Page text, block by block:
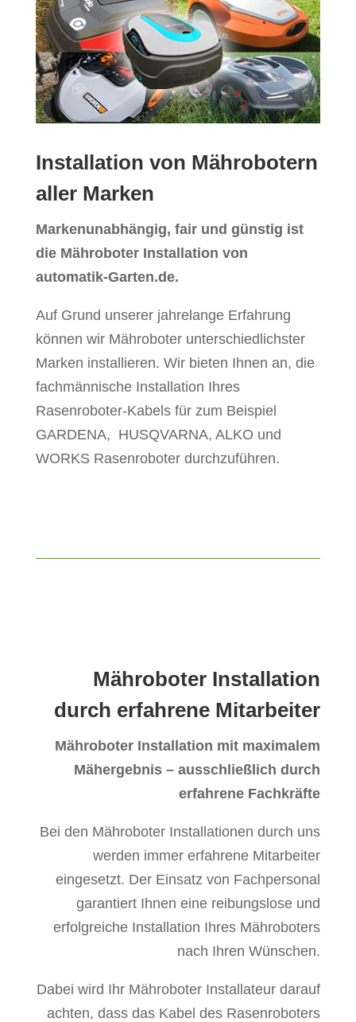
Installation von Mährobotern
aller Marken
Markenunabhängig, fair und günstig ist
die Mähroboter Installation von
automatik-Garten.de.
Auf Grund unserer jahrelange Erfahrung
können wir Mähroboter unterschiedlichster
Marken installieren. Wir bieten Ihnen an, die
fachmännische Installation Ihres
Rasenroboter-Kabels für zum Beispiel
GARDENA, HUSQVARNA, ALKO und
WORKS Rasenroboter durchzuführen.
Mähroboter Installation
durch erfahrene Mitarbeiter
Mähroboter Installation mit maximalem
Mähergebnis – ausschließlich durch
erfahrene Fachkräfte
Bei den Mähroboter Installationen durch uns
werden immer erfahrene Mitarbeiter
eingesetzt. Der Einsatz von Fachpersonal
garantiert Ihnen eine reibungslose und
erfolgreiche Installation Ihres Mähroboters
nach Ihren Wünschen.
Dabei wird Ihr Mähroboter Installateur darauf
achten, dass das Kabel des Rasenroboters